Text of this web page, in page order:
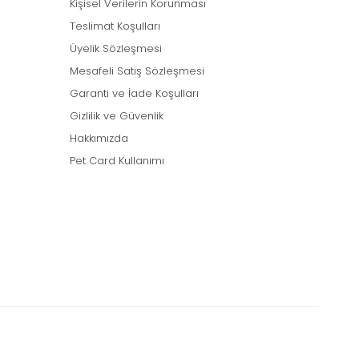
Kişisel Verilerin Korunması
Teslimat Koşulları
Üyelik Sözleşmesi
Mesafeli Satış Sözleşmesi
Garanti ve İade Koşulları
Gizlilik ve Güvenlik
Hakkımızda
Pet Card Kullanımı